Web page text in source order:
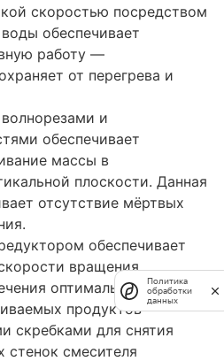
скоростью посредством
обеспечивает
работу —
от перегрева и
и
обеспечивает
массы в
плоскости. Данная
отсутствие мёртвых
обеспечивает
вращения
оптимального
продуктов
скребками для снятия
стенок смесителя
Политика
обработки
данных